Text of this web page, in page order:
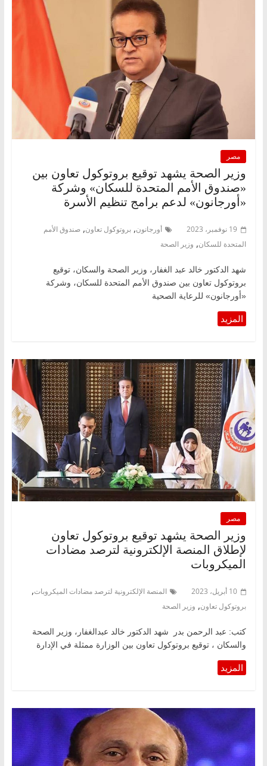
مصر
وزير الصحة يشهد توقيع بروتوكول تعاون بين
«صندوق الأمم المتحدة للسكان» وشركة
«أورجانون» لدعم برامج تنظيم الأسرة
19 نوفمبر، 2023 أورجانون, بروتوكول تعاون, صندوق الأمم
المتحدة للسكان, وزير الصحة
شهد الدكتور خالد عبد الغفار، وزير الصحة والسكان، توقيع
بروتوكول تعاون بين صندوق الأمم المتحدة للسكان، وشركة
«أورجانون» للرعاية الصحية
مصر
وزير الصحة يشهد توقيع بروتوكول تعاون
لإطلاق المنصة الإلكترونية لترصد مضادات
الميكروبات
10 أبريل، 2023 المنصة الإلكترونية لترصد مضادات الميكروبات,
بروتوكول تعاون, وزير الصحة
كتب: عبد الرحمن بدر شهد الدكتور خالد عبدالغفار، وزير الصحة
والسكان ، توقيع بروتوكول تعاون بين الوزارة ممثلة في الإدارة